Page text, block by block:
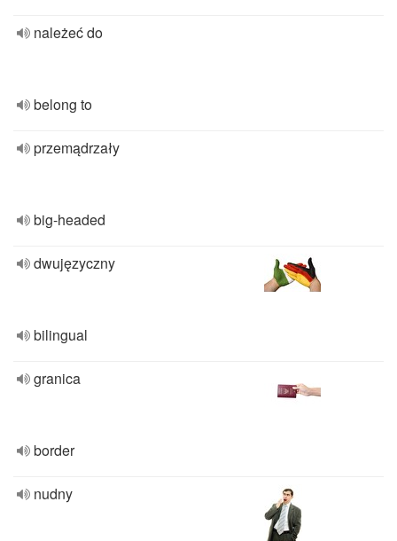
należeć do
belong to
przemądrzały
big-headed
dwujęzyczny
bilingual
granica
border
nudny